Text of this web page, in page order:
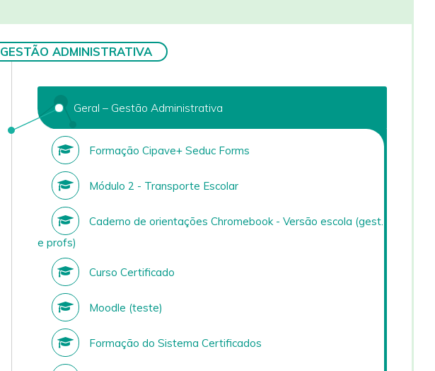
GESTÃO ADMINISTRATIVA
Geral – Gestão Administrativa
Formação Cipave+ Seduc Forms
Módulo 2 - Transporte Escolar
Caderno de orientações Chromebook - Versão escola (gest.
e profs)
Curso Certificado
Moodle (teste)
Formação do Sistema Certificados